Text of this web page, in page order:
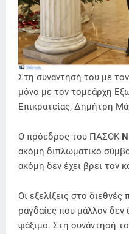
Στη συνάντησή του με
μόνο με τον τομεάρχη
Επικρατείας, Δημήτρη
Ο πρόεδρος του ΠΑΣΟΚ
ακόμη διπλωματικό
ακόμη δεν έχει βρει τον
Οι εξελίξεις στο διεθνές
ραγδαίες που μάλλον δεν
ψάξιμο. Στη συνάντησή